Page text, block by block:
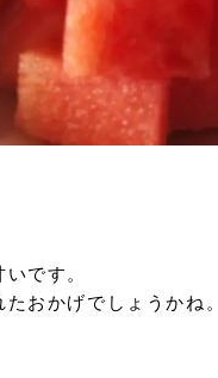
です。
おかげでしょうかね。